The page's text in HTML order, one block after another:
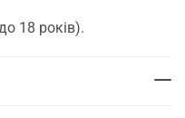
18 років).